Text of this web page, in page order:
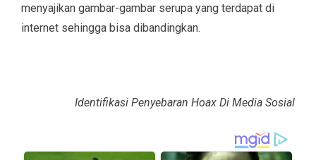
menyajikan gambar-gambar serupa yang terdapat di
internet sehingga bisa dibandingkan.
Identifikasi Penyebaran Hoax Di Media Sosial